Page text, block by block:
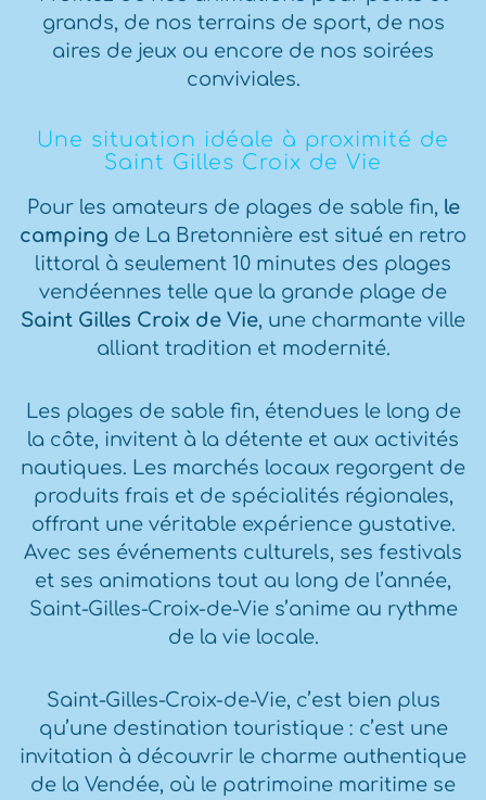
grands, de nos terrains de sport, de nos
aires de jeux ou encore de nos soirées
conviviales.
Une situation idéale à proximité de
Saint Gilles Croix de Vie
Pour les amateurs de plages de sable fin, le
camping de La Bretonnière est situé en retro
littoral à seulement 10 minutes des plages
vendéennes telle que la grande plage de
Saint Gilles Croix de Vie, une charmante ville
alliant tradition et modernité.
Les plages de sable fin, étendues le long de
la côte, invitent à la détente et aux activités
nautiques. Les marchés locaux regorgent de
produits frais et de spécialités régionales,
offrant une véritable expérience gustative.
Avec ses événements culturels, ses festivals
et ses animations tout au long de l’année,
Saint-Gilles-Croix-de-Vie s’anime au rythme
de la vie locale.
Saint-Gilles-Croix-de-Vie, c’est bien plus
qu’une destination touristique : c’est une
invitation à découvrir le charme authentique
de la Vendée, où le patrimoine maritime se